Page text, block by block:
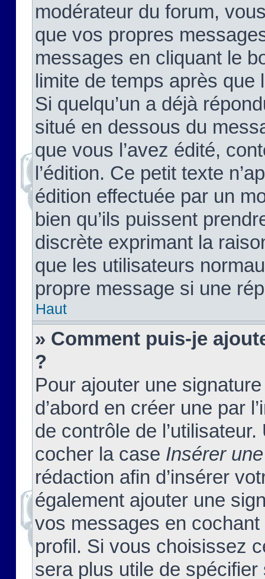
modérateur du forum,
que vos propres
messages en cliquant le
limite de temps après que
Si quelqu’un a déjà
situé en dessous du
que vous l’avez édité,
l’édition. Ce petit texte
édition effectuée par un
bien qu’ils puissent
discrète exprimant la
que les utilisateurs
propre message si une
Haut
» Comment puis-je
?
Pour ajouter une
d’abord en créer une par
de contrôle de
cocher la case Insérer
rédaction afin d’insérer
également ajouter une
vos messages en
profil. Si vous choisissez
sera plus utile de